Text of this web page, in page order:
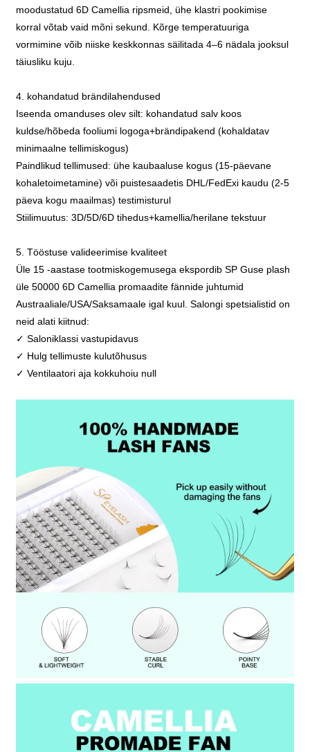
moodustatud 6D Camellia ripsmeid, ühe klastri pookimise
korral võtab vaid mõni sekund. Kõrge temperatuuriga
vormimine võib niiske keskkonnas säilitada 4–6 nädala jooksul
täiusliku kuju.
4. kohandatud brändilahendused
Iseenda omanduses olev silt: kohandatud salv koos
kuldse/hõbeda fooliumi logoga+brändipakend (kohaldatav
minimaalne tellimiskogus)
Paindlikud tellimused: ühe kaubaaluse kogus (15-päevane
kohaletoimetamine) või puistesaadetis DHL/FedExi kaudu (2-5
päeva kogu maailmas) testimisturul
Stiilimuutus: 3D/5D/6D tihedus+kamellia/herilane tekstuur
5. Tööstuse valideerimise kvaliteet
Üle 15 -aastase tootmiskogemusega ekspordib SP Guse plash
üle 50000 6D Camellia promaadite fännide juhtumid
Austraaliale/USA/Saksamaale igal kuul. Salongi spetsialistid on
neid alati kiitnud:
✓ Saloniklassi vastupidavus
✓ Hulg tellimuste kulutõhusus
✓ Ventilaatori aja kokkuhoiu null